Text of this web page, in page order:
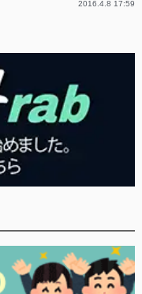
2016.4.8 17:59